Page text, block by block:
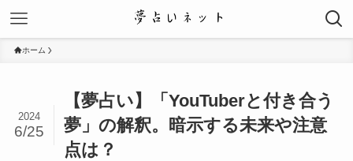
ホーム
【夢占い】「YouTuberと付き合う
夢」の解釈。暗示する未来や注意
点は？
2024
6/25